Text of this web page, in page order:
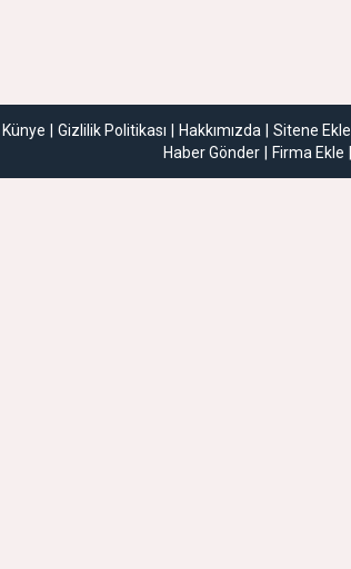
Künye Gizlilik Politikası Hakkımızda Sitene Ekle
Haber Gönder
Firma Ekle